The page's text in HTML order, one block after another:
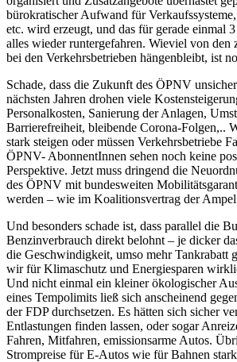
bürokratischer Aufwand für
etc. wird erzeugt, und das für gerade einmal
alles wieder runtergefahren. Wieviel von den
bei den Verkehrsbetrieben hängenbleibt, ist
Schade, dass die Zukunft des ÖPNV
nächsten Jahren drohen viele
Personalkosten, Sanierung der Anlagen,
Barrierefreiheit, bleibende Corona-Folgen,..
stark steigen oder müssen Verkehrsbetriebe
ÖPNV- AbonnentInnen sehen noch keine
Perspektive. Jetzt muss dringend die
des ÖPNV mit bundesweiten
werden – wie im Koalitionsvertrag der
Und besonders schade ist, dass parallel die
Benzinverbrauch direkt belohnt – je dicker
die Geschwindigkeit, umso mehr Tankrabatt
wir für Klimaschutz und Energiesparen
Und nicht einmal ein kleiner ökologischer
eines Tempolimits ließ sich anscheinend
der FDP durchsetzen. Es hätten sich sicher
Entlastungen finden lassen, oder sogar
Fahren, Mitfahren, emissionsarme Autos.
Strompreise für E-Autos wie für Bahnen